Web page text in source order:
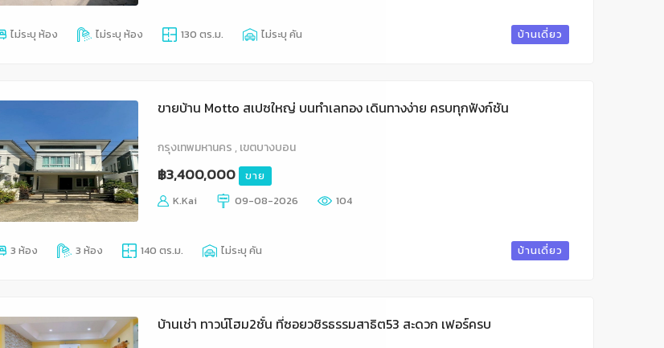
ไม่ระบุ ห้อง ไม่ระบุ ห้อง 130 ตร.ม. ไม่ระบุ คัน บ้านเดี่ยว
ขายบ้าน Motto สเปซใหญ่ บนทำเลทอง เดินทางง่าย ครบทุกฟังก์ชัน
กรุงเทพมหานคร , เขตบางบอน
฿3,400,000
ขาย
K.Kai
09-08-2026 104
3 ห้อง 3 ห้อง 140 ตร.ม. ไม่ระบุ คัน บ้านเดี่ยว
บ้านเช่า ทาวน์โฮม2ชั้น ที่ซอยวชิรธรรมสาธิต53 สะดวก เฟอร์ครบ